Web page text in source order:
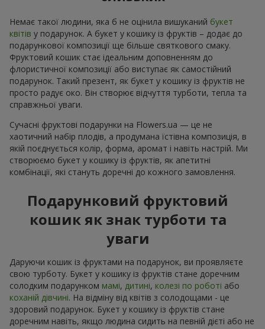
Немає такої людини, яка б не оцінила вишуканий букет
квітів у подарунок. А букет у кошику із фруктів – додає до
подарункової композиції ще більше святкового смаку.
Фруктовий кошик стає ідеальним доповненням до
флористичної композиції або виступає як самостійний
подарунок. Такий презент, як букет у кошику із фруктів не
просто радує око. Він створює відчуття турботи, тепла та
справжньої уваги.
Сучасні фруктові подарунки на Flowers.ua — це не
хаотичний набір плодів, а продумана їстівна композиція, в
якій поєднується колір, форма, аромат і навіть настрій. Ми
створюємо букет у кошику із фруктів, як апетитні
комбінації, які стануть доречні до кожного замовлення.
Подарунковий фруктовий
кошик як знак турботи та
уваги
Даруючи кошик із фруктами на подарунок, ви проявляєте
свою турботу. Букет у кошику із фруктів стане доречним
солодким подарунком мамі, дитині, колезі по роботі або
коханій дівчині. На відміну від квітів з солодощами - це
здоровий подарунок. Букет у кошику із фруктів стане
доречним навіть, якщо людина сидить на певній дієті або не